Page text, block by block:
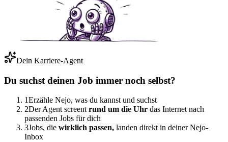
Dein Karriere-Agent
Du suchst deinen Job immer noch selbst?
1Erzähle Nejo, was du kannst und suchst
2Der Agent screent rund um die Uhr das Internet nach
passenden Jobs für dich
3Jobs, die wirklich passen, landen direkt in deiner Nejo-
Inbox